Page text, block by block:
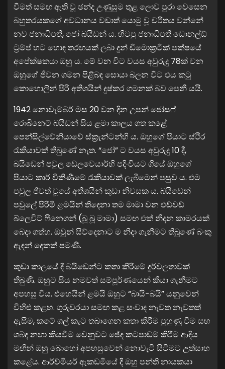
වීමත් සමඟ ඇති වූ ඡන්ද උණුසුම තුළ ලොව පුරා වෙසෙන
බහුතරයකගේ අවධානය වඩාත් යොමු වූ චරිතය වන්නේ
නව ජනාධිපති, ජෝ බයිඩන් ය. හිටපු ජනාධිපති ඩොනල්ඩ්
ට්‍රම්ප් හට හොඳ තරඟයක් ලබා දුන් ඩිමොක්‍රටික් පක්ෂයේ
අපේක්ෂකයා ඔහු ය. මේ වන විට වයස අවුරුදු 78ක් වන
ඔහුගේ ජීවන ගමන පිළිබඳ සොයා බලන විට එය කටු
කොහොලින් පිරි අතිශයින් දුෂ්කර ගමනක් බව පෙනී යයි.
1942 නොවැම්බර් මස 20 වන දින උපන් ජෝසෆ්
රොබිනෙට් බයිඩන් සිය ළමා කාලය ගත කළේ
පෙන්සිල්වේනියාවේ ස්ක‍්‍රැන්ටන්හි ය. ඔහුගේ පියාට ස්ථිර
රැකියාවක් තිබුණේ නැත. “ජෝ” ට වයස අවුරුදු 10 දී,
බයිඩෙන් පවුල ඩෙලවෙයාර්හි පදිංචියට ගියේ ඔහුගේ
පියාට කාර් විකිණීමේ රැකියාවක් ලැබීමෙන් පසුව ය. එම
පවුල ජීවත් වූයේ අතිශයින් කුඩා නිවසක ය. බයිඩෙන්
පවුලේ පිරිමි ළමයින් තිදෙනා තම මාමා වන එඩ්වඩ්
බ්ලෙවිට් ෆිනෙගන් (බූ බූ මාමා) සමඟ එක් නිදන කාමරයක්
බෙදා ගත්හ. ඔවුන් සිව්දෙනාට ම නිදා ගැනීමට තිබුණේ බංකු
ඇඳන් දෙකක් පමණි.
කුඩා කාලයේ දී බයිඩෙන්ට කතා කිරීමේ දුර්වලතාවක්
තිබුණි. ඔහුට සිය නමවත් සම්පූර්ණයෙන් කියා ගැනීමට
අපහසු විය. එහෙයින් ළමයි ඔහුට “බායි-බයි” යනුවෙන්
විහිළු කළහ. ගුරුවරයා සමඟ කළ සංවාද නැවත නැවතත්
ඇසීම, කටේ ගල් කැට තබාගෙන කතා කිරීම පුහුණු වීම සහ
ශබ්ද නඟා කියවීම වෙනුවට ඡේද කටපාඩම් කිරීම ආදිය
මඟින් ඔහු බොහෝ අපහසුවෙන් නොවැටී සිටීමට උත්සාහ
කළේය. ආර්ච්මියර් ඇකඩමියේ දී ඔහු පන්ති නායකයා